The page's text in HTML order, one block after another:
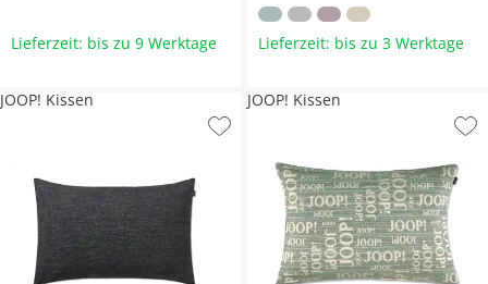
Lieferzeit: bis zu 9 Werktage Lieferzeit: bis zu 3 Werktage
JOOP! Kissen JOOP! Kissen